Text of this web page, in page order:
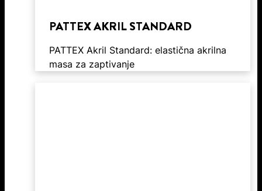
PATTEX AKRIL STANDARD
PATTEX Akril Standard: elastična akrilna
masa za zaptivanje